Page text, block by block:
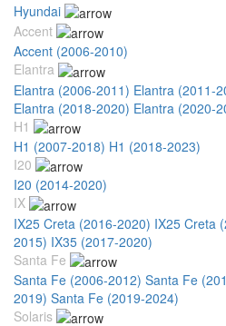
Hyundai
Accent
Accent (2006-2010)
Elantra
Elantra (2006-2011) Elantra (2011-
Elantra (2018-2020) Elantra (2020-
H1
H1 (2007-2018) H1 (2018-2023)
I20
I20 (2014-2020)
IX
IX25 Creta (2016-2020) IX25 Creta
2015) IX35 (2017-2020)
Santa Fe
Santa Fe (2006-2012) Santa Fe
2019) Santa Fe (2019-2024)
Solaris